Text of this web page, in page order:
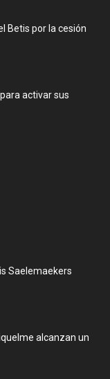
Betis por la cesión
activar sus
Saelemaekers
alcanzan un